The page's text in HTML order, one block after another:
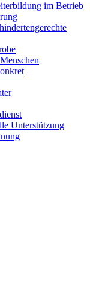
im Betrieb
Unterstützung